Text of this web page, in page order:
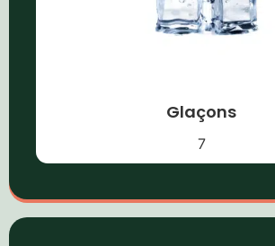
Glaçons
7